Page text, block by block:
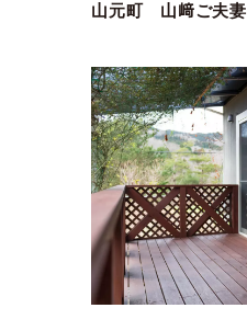
山元町 山﨑ご夫妻